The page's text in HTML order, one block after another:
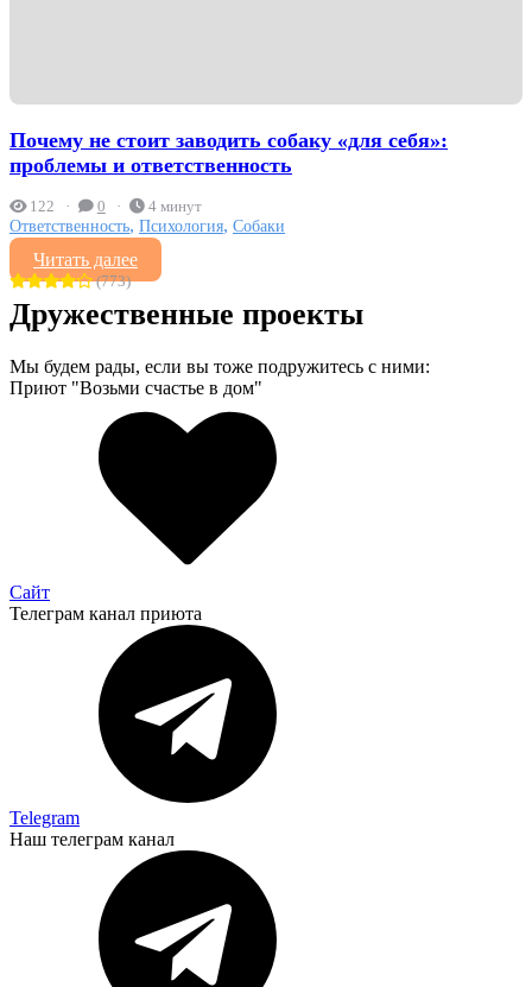
Почему не стоит заводить собаку «для себя»:
проблемы и ответственность
122 0 4 минут
Ответственность, Психология, Собаки
Читать далее
(773)
Дружественные проекты
Мы будем рады, если вы тоже подружитесь с ними:
Приют "Возьми счастье в дом"
Сайт
Телеграм канал приюта
Telegram
Наш телеграм канал